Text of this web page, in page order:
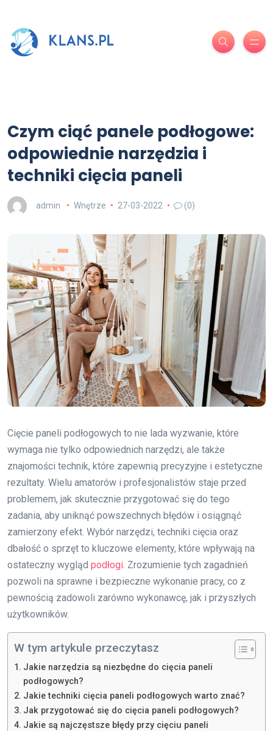
Czym ciąć panele podłogowe:
odpowiednie narzędzia i
techniki cięcia paneli
admin Wnętrze 27-03-2022 (0)
Cięcie paneli podłogowych to nie lada wyzwanie, które
wymaga nie tylko odpowiednich narzędzi, ale także
znajomości technik, które zapewnią precyzyjne i estetyczne
rezultaty. Wielu amatorów i profesjonalistów staje przed
problemem, jak skutecznie przygotować się do tego
zadania, aby uniknąć powszechnych błędów i osiągnąć
zamierzony efekt. Wybór narzędzi, techniki cięcia oraz
dbałość o sprzęt to kluczowe elementy, które wpływają na
ostateczny wygląd podłogi . Zrozumienie tych zagadnień
pozwoli na sprawne i bezpieczne wykonanie pracy, co z
pewnością zadowoli zarówno wykonawcę, jak i przyszłych
użytkowników.
W tym artykule przeczytasz
Jakie narzędzia są niezbędne do cięcia paneli
podłogowych?
Jakie techniki cięcia paneli podłogowych warto znać?
Jak przygotować się do cięcia paneli podłogowych?
Jakie są najczęstsze błędy przy cięciu paneli